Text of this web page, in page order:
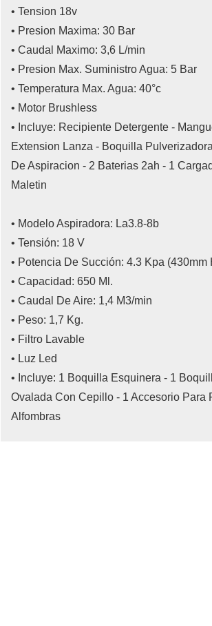
• Tension 18v
• Presion Maxima: 30 Bar
• Caudal Maximo: 3,6 L/min
• Presion Max. Suministro Agua: 5 Bar
• Temperatura Max. Agua: 40°c
• Motor Brushless
• Incluye: Recipiente Detergente -
Extension Lanza - Boquilla
De Aspiracion - 2 Baterias 2ah - 1
Maletin
• Modelo Aspiradora: La3.8-8b
• Tensión: 18 V
• Potencia De Succión: 4.3 Kpa (430mm
• Capacidad: 650 Ml.
• Caudal De Aire: 1,4 M3/min
• Peso: 1,7 Kg.
• Filtro Lavable
• Luz Led
• Incluye: 1 Boquilla Esquinera - 1
Ovalada Con Cepillo - 1 Accesorio Para
Alfombras